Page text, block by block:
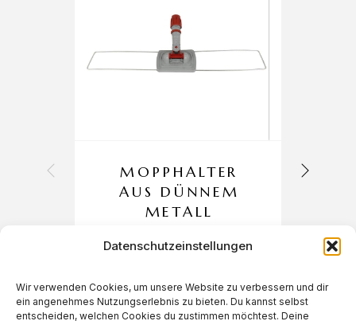
Datenschutzeinstellungen
Wir verwenden Cookies, um unsere Website zu verbessern und dir
ein angenehmes Nutzungserlebnis zu bieten. Du kannst selbst
entscheiden, welchen Cookies du zustimmen möchtest. Deine
MOPPHALTER
AUS DÜNNEM
METALL
€4,90